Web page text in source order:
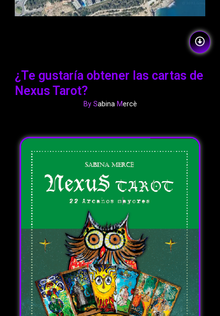
¿Te gustaría obtener las cartas de
Nexus Tarot?
By Sabina Mercè